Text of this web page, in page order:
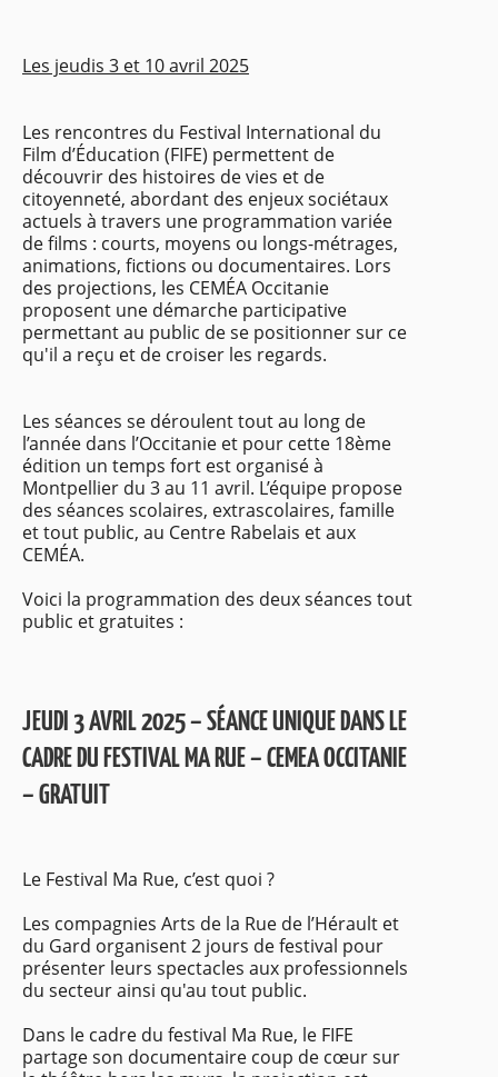
Les jeudis 3 et 10 avril 2025
Les rencontres du Festival International du
Film d’Éducation (FIFE) permettent de
découvrir des histoires de vies et de
citoyenneté, abordant des enjeux sociétaux
actuels à travers une programmation variée
de films : courts, moyens ou longs-métrages,
animations, fictions ou documentaires. Lors
des projections, les CEMÉA Occitanie
proposent une démarche participative
permettant au public de se positionner sur ce
qu'il a reçu et de croiser les regards.
Les séances se déroulent tout au long de
l’année dans l’Occitanie et pour cette 18ème
édition un temps fort est organisé à
Montpellier du 3 au 11 avril. L’équipe propose
des séances scolaires, extrascolaires, famille
et tout public, au Centre Rabelais et aux
CEMÉA.
Voici la programmation des deux séances tout
public et gratuites :
JEUDI 3 AVRIL 2025 – SÉANCE UNIQUE DANS LE
CADRE DU FESTIVAL MA RUE – CEMEA OCCITANIE
– GRATUIT
Le Festival Ma Rue, c’est quoi ?
Les compagnies Arts de la Rue de l’Hérault et
du Gard organisent 2 jours de festival pour
présenter leurs spectacles aux professionnels
du secteur ainsi qu'au tout public.
Dans le cadre du festival Ma Rue, le FIFE
partage son documentaire coup de cœur sur